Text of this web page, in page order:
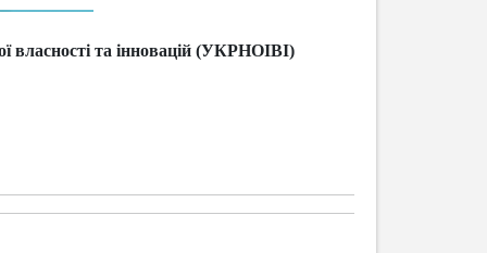
власності та інновацій (УКРНОІВІ)